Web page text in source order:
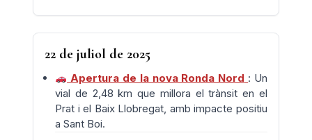
22 de juliol de 2025
Apertura de la nova Ronda Nord : Un
vial de 2,48 km que millora el trànsit en el
Prat i el Baix Llobregat, amb impacte positiu
a Sant Boi.